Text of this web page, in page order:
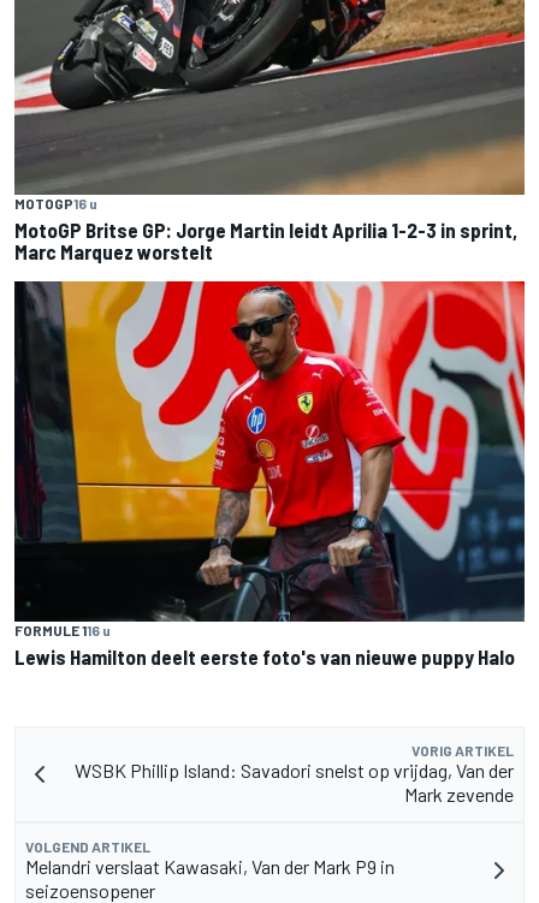
MOTOGP16 u
MotoGP Britse GP: Jorge Martin leidt Aprilia 1-2-3 in sprint,
Marc Marquez worstelt
FORMULE 116 u
Lewis Hamilton deelt eerste foto's van nieuwe puppy Halo
VORIG ARTIKEL
WSBK Phillip Island: Savadori snelst op vrijdag, Van der
Mark zevende
VOLGEND ARTIKEL
Melandri verslaat Kawasaki, Van der Mark P9 in
seizoensopener